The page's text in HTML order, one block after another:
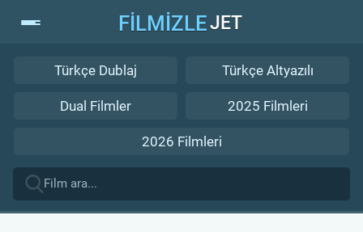
FİLMİZLEJET
Türkçe Dublaj Türkçe Altyazılı
Dual Filmler 2025 Filmleri
2026 Filmleri